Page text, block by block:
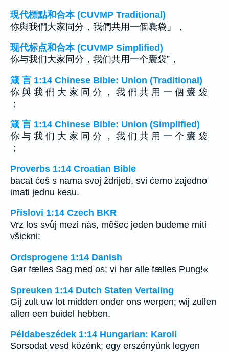
現代標點和合本 (CUVMP Traditional)
你與我們大家同分，我們共用一個囊袋」，
现代标点和合本 (CUVMP Simplified)
你与我们大家同分，我们共用一个囊袋”，
箴 言 1:14 Chinese Bible: Union (Traditional)
你 與 我 們 大 家 同 分 ， 我 們 共 用 一 個 囊 袋
；
箴 言 1:14 Chinese Bible: Union (Simplified)
你 与 我 们 大 家 同 分 ， 我 们 共 用 一 个 囊 袋
；
Proverbs 1:14 Croatian Bible
bacat ćeš s nama svoj ždrijeb, svi ćemo zajedno
imati jednu kesu.
Přísloví 1:14 Czech BKR
Vrz los svůj mezi nás, měšec jeden budeme míti
všickni:
Ordsprogene 1:14 Danish
Gør fælles Sag med os; vi har alle fælles Pung!«
Spreuken 1:14 Dutch Staten Vertaling
Gij zult uw lot midden onder ons werpen; wij zullen
allen een buidel hebben.
Példabeszédek 1:14 Hungarian: Karoli
Sorsodat vesd közénk; egy erszényünk legyen